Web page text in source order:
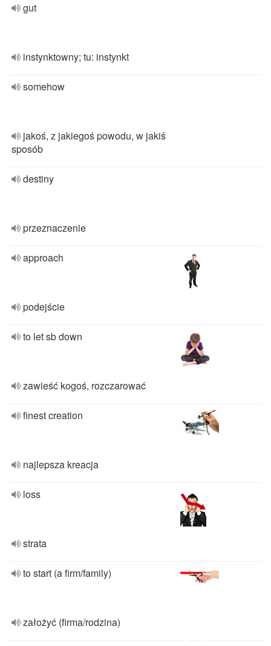
gut
instynktowny; tu: instynkt
somehow
jakoś, z jakiegoś powodu, w jakiś
sposób
destiny
przeznaczenie
approach
podejście
to let sb down
zawieść kogoś, rozczarować
finest creation
najlepsza kreacja
loss
strata
to start (a firm/family)
założyć (firma/rodzina)